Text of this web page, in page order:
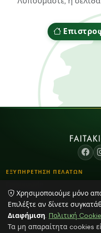
ΕΞΥΠΗΡΕΤΗΣΗ ΠΕΛΑΤΩΝ
Τρόποι Παραγγελίας
Τρόποι Αποστολής & Πληρωμής
Blog
Χρησιμοποιούμε μόνο
Επιλέξτε αν δίνετε
Διαφήμιση. Πολιτική
Τα μη απαραίτητα cookies